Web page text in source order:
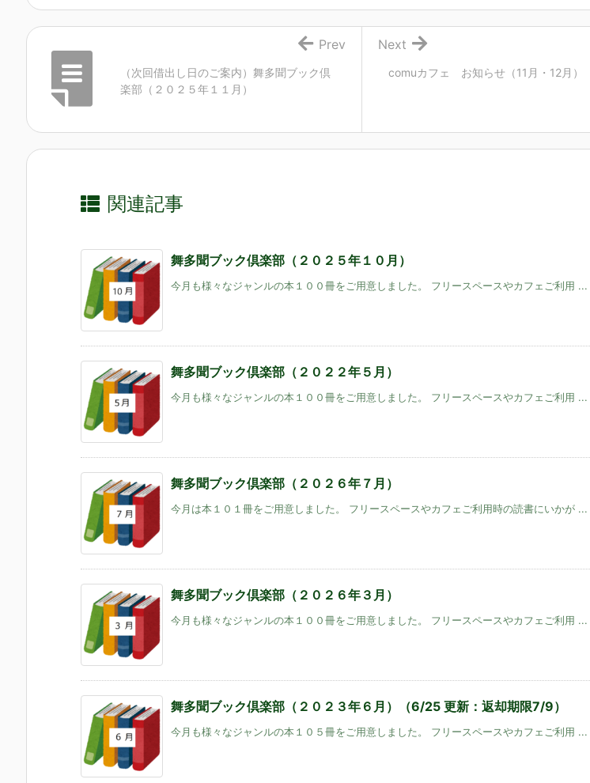
comuカフェ お知らせ（11月・12月）
Next
（次回借出し日のご案内）舞多聞ブック倶
楽部（２０２５年１１月）
Prev
関連記事
舞多聞ブック倶楽部（２０２５年１０月）
今月も様々なジャンルの本１００冊をご用意しました。 フリースペースやカフェご利用 ...
舞多聞ブック倶楽部（２０２２年５月）
今月も様々なジャンルの本１００冊をご用意しました。 フリースペースやカフェご利用 ...
舞多聞ブック倶楽部（２０２６年７月）
今月は本１０１冊をご用意しました。 フリースペースやカフェご利用時の読書にいかが ...
舞多聞ブック倶楽部（２０２６年３月）
今月も様々なジャンルの本１００冊をご用意しました。 フリースペースやカフェご利用 ...
舞多聞ブック倶楽部（２０２３年６月）（6/25 更新：返却期限7/9）
今月も様々なジャンルの本１０５冊をご用意しました。 フリースペースやカフェご利用 ...